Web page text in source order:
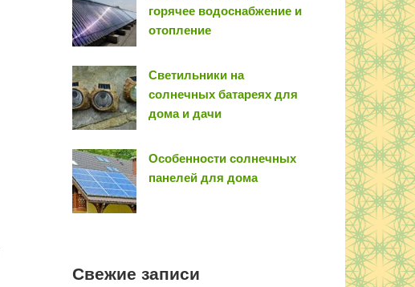
горячее водоснабжение и
отопление
Светильники на
солнечных батареях для
дома и дачи
Особенности солнечных
панелей для дома
Свежие записи